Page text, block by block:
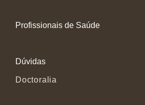
Profissionais de Saúde
Dúvidas
Doctoralia